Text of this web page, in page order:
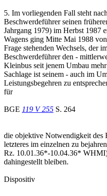
5. Im vorliegenden Fall steht
Beschwerdeführer seinen
Jahrgang 1979) im Herbst 1987
Wagens ging Mitte Mai 1988
Frage stehenden Wechsels, der
Beschwerdeführer den -
Kleinbus seit jenem Umbau
Sachlage ist seinem - auch im
Leistungsbegehren zu
für
BGE 119 V 255 S. 264
die objektive Notwendigkeit des
letzteres im einzelnen zu
Rz. 10.01.36*-10.04.36*
dahingestellt bleiben.
Dispositiv